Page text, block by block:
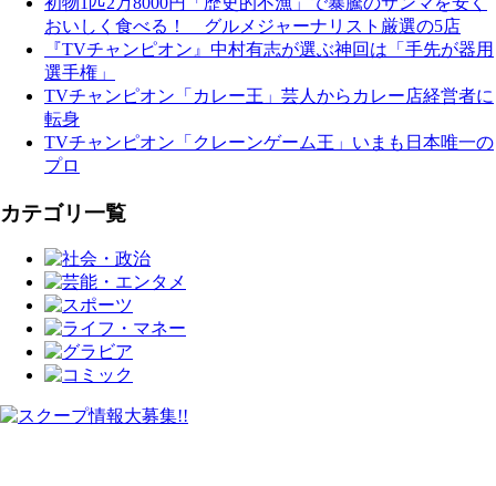
おいしく食べる！ グルメジャーナリスト厳選の5店
『TVチャンピオン』中村有志が選ぶ神回は「手先が器用
選手権」
TVチャンピオン「カレー王」芸人からカレー店経営者に
転身
TVチャンピオン「クレーンゲーム王」いまも日本唯一の
プロ
カテゴリ一覧